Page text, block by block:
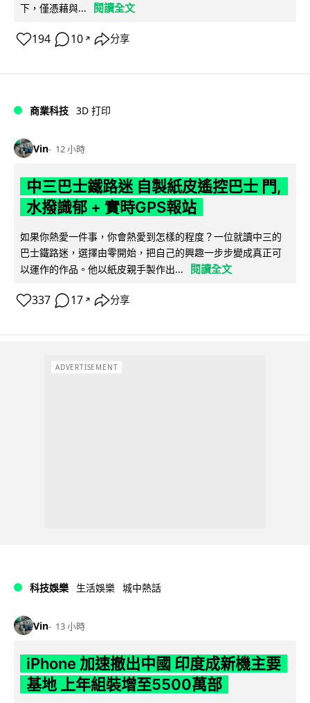
下，僅憑藉與... 閱讀全文
194 10 ↗ 分享
商業科技 3D 打印
Vin 12 小時
中三巴士鐵路迷 自製紙皮遙控巴士 門,
水撥識郁 + 實時GPS報站
如果你熱愛一件事，你會熱愛到怎樣的程度？一位就讀中三的
巴士鐵路迷，選擇由零開始，把自己的興趣一步步變成真正可
以運作的作品。他以紙皮親手製作出...
閱讀全文
337 17 ↗ 分享
ADVERTISEMENT
科技娛樂 生活娛樂 城中熱話
Vin 13 小時
iPhone 加速撤出中國 印度成新機主要
基地 上年組裝增至5500萬部